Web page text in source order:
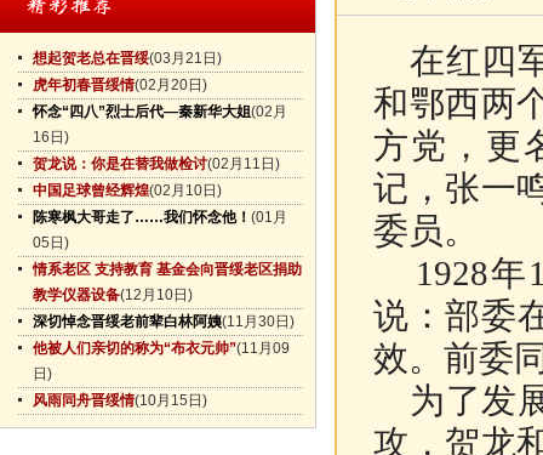
想起贺老总在晋绥(03月21日)
虎年初春晋绥情(02月20日)
怀念“四八”烈士后代—秦新华大姐(02月
16日)
贺龙说：你是在替我做检讨(02月11日)
中国足球曾经辉煌(02月10日)
陈寒枫大哥走了……我们怀念他！ (01月
05日)
情系老区 支持教育 基金会向晋绥老区捐助
教学仪器设备(12月10日)
深切悼念晋绥老前辈白林阿姨(11月30日)
他被人们亲切的称为“布衣元帅”(11月09
日)
风雨同舟晋绥情(10月15日)
在红四
和鄂西两
方党，更
记，张一
委员。
1928年
说：部委
效。前委
为了发
攻，贺龙